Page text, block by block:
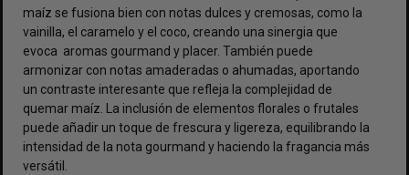
maíz se fusiona bien con notas dulces y cremosas, como la
vainilla, el caramelo y el coco, creando una sinergia que
evoca aromas gourmand y placer. También puede
armonizar con notas amaderadas o ahumadas, aportando
un contraste interesante que refleja la complejidad de
quemar maíz. La inclusión de elementos florales o frutales
puede añadir un toque de frescura y ligereza, equilibrando la
intensidad de la nota gourmand y haciendo la fragancia más
versátil.